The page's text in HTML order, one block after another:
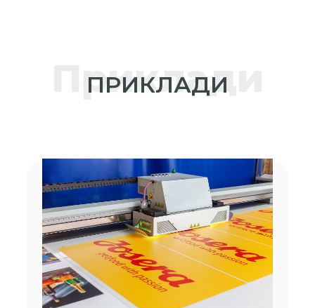
Приклади
ПРИКЛАДИ